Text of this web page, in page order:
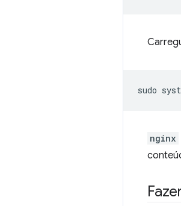
sudo
nginx